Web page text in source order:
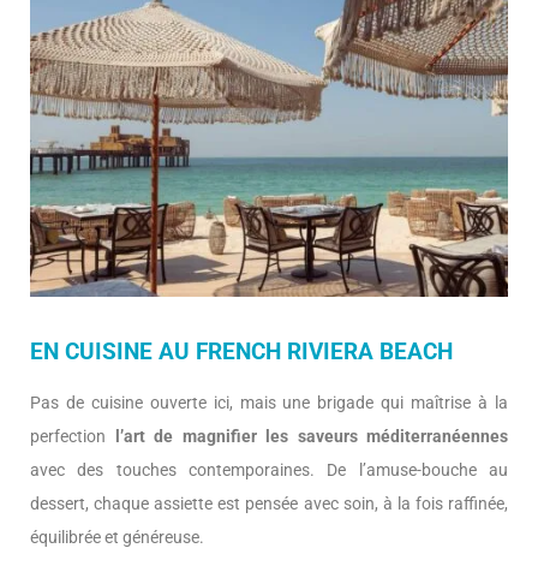
EN CUISINE AU FRENCH RIVIERA BEACH
Pas de cuisine ouverte ici, mais une brigade qui maîtrise à la
perfection
l’art de magnifier les saveurs méditerranéennes
avec des touches contemporaines. De l’amuse-bouche au
dessert, chaque assiette est pensée avec soin, à la fois raffinée,
équilibrée et généreuse.